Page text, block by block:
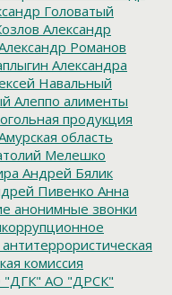
Головатый
Александр
Романов
Александра
Навальный
Алеппо алименты
продукция
область
Мелешко
Андрей Бялик
Пивенко Анна
анонимные звонки
антитеррористическая
комиссия
"ДГК" АО "ДРСК"